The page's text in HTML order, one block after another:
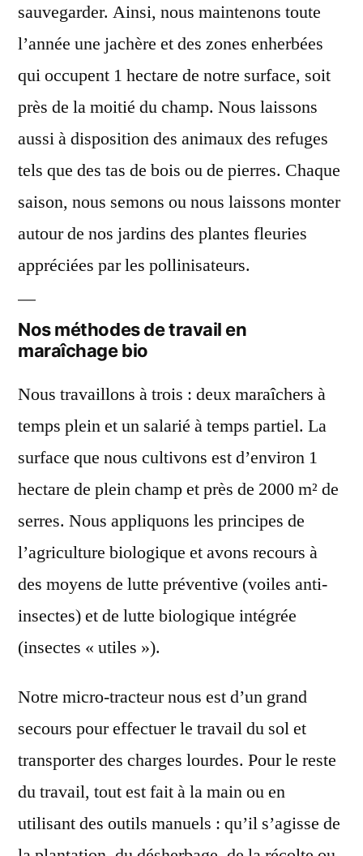
sauvegarder. Ainsi, nous maintenons toute
l’année une jachère et des zones enherbées
qui occupent 1 hectare de notre surface, soit
près de la moitié du champ. Nous laissons
aussi à disposition des animaux des refuges
tels que des tas de bois ou de pierres. Chaque
saison, nous semons ou nous laissons monter
autour de nos jardins des plantes fleuries
appréciées par les pollinisateurs.
Nos méthodes de travail en
maraîchage bio
Nous travaillons à trois : deux maraîchers à
temps plein et un salarié à temps partiel. La
surface que nous cultivons est d’environ 1
hectare de plein champ et près de 2000 m² de
serres. Nous appliquons les principes de
l’agriculture biologique et avons recours à
des moyens de lutte préventive (voiles anti-
insectes) et de lutte biologique intégrée
(insectes « utiles »).
Notre micro-tracteur nous est d’un grand
secours pour effectuer le travail du sol et
transporter des charges lourdes. Pour le reste
du travail, tout est fait à la main ou en
utilisant des outils manuels : qu’il s’agisse de